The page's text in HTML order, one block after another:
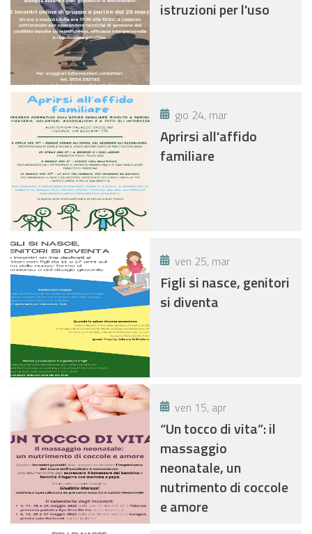
istruzioni per l'uso
gio 24, mar
Aprirsi all'affido
familiare
ven 25, mar
Figli si nasce, genitori
si diventa
ven 15, apr
“Un tocco di vita”: il
massaggio
neonatale, un
nutrimento di coccole
e amore